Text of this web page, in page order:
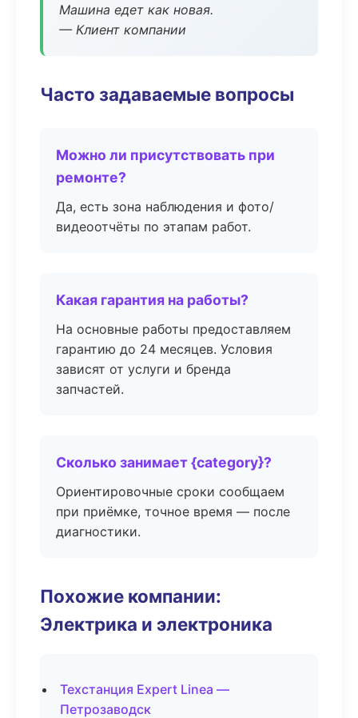
Машина едет как новая.
— Клиент компании
Часто задаваемые вопросы
Можно ли присутствовать при
ремонте?
Да, есть зона наблюдения и фото/
видеоотчёты по этапам работ.
Какая гарантия на работы?
На основные работы предоставляем
гарантию до 24 месяцев. Условия
зависят от услуги и бренда
запчастей.
Сколько занимает {category}?
Ориентировочные сроки сообщаем
при приёмке, точное время — после
диагностики.
Похожие компании:
Электрика и электроника
Техстанция Expert Linea —
Петрозаводск